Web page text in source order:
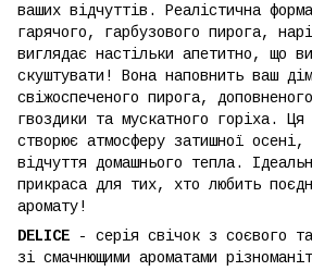
ваших відчуттів. Реалістична
гарячого, гарбузового пирога,
виглядає настільки апетитно, що
скуштувати! Вона наповнить ваш
свіжоспеченого пирога,
гвоздики та мускатного горіха. Ця
створює атмосферу затишної
відчуття домашнього тепла.
прикраса для тих, хто любить
аромату!
DELICE
- серія свічок з соєвого
зі смачнющими ароматами